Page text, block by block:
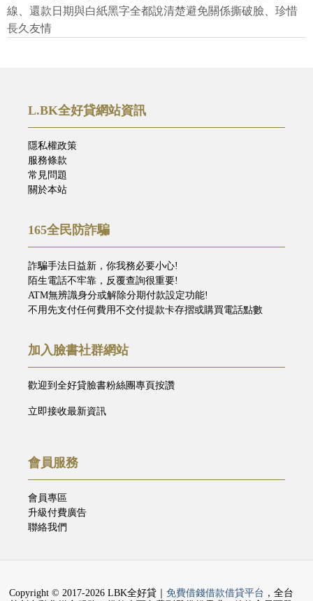
線、還款日期與白紙黑字全都說清楚避免關係撕破臉、珍惜
長久友情
L.BK全好貸網站資訊
隱私權政策
服務條款
常見問題
關於本站
165全民防詐騙
詐騙手法日益新，你我務必要小心!
陌生電話不牢靠，反覆查詢很重要!
ATM無辨識身分或解除分期付款設定功能!
不用先支付任何費用不交付提款卡存摺或購買電話點數
加入臉書社群網站
歡迎到全好貸臉書粉絲團專頁按讚
立即接收最新資訊
會員服務
會員專區
升級付費廣告
聯絡我們
Copyright © 2017-2026 LBK全好貸｜ 免費借錢借款借貸平台 ，全台